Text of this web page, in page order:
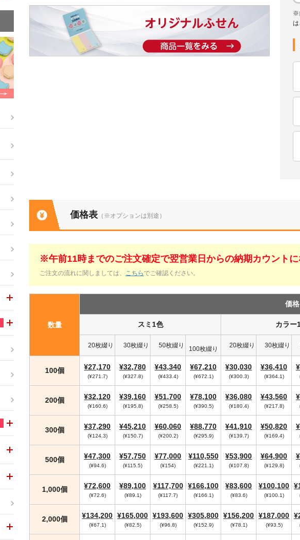
※
は
価格表 （※オプションは別途）
※午前11時までのご注文確定で翌営業日からの納期カウントに
ご注文の流れに関しましては、 こちら でご確認ください。
数量
価格
スミ1色 カラー
20枚綴り 30枚綴り 50枚綴り
100枚綴り
20枚綴り 30枚綴り
100個 ¥27,170
(¥271.7)
¥32,780
(¥327.8)
¥43,340
(¥433.4)
¥67,210
(¥672.1)
¥30,030
(¥300.3)
¥36,410
(¥364.1)
200個 ¥32,120
(¥160.6)
¥39,160
(¥195.8)
¥51,700
(¥258.5)
¥78,100
(¥390.5)
¥36,080
(¥180.4)
¥43,560
(¥217.8)
300個 ¥37,290
(¥124.3)
¥45,210
(¥150.7)
¥60,060
(¥200.2)
¥88,770
(¥295.9)
¥41,910
(¥139.7)
¥50,820
(¥169.4)
500個 ¥47,300
(¥94.6)
¥57,750
(¥115.5)
¥77,000
(¥154)
¥110,550
(¥221.1)
¥53,900
(¥107.8)
¥64,900
(¥129.8)
1,000個 ¥72,600
(¥72.6)
¥89,100
(¥89.1)
¥117,700
(¥117.7)
¥166,100
(¥166.1)
¥83,600
(¥83.6)
¥100,100
(¥100.1)
2,000個 ¥134,200
(¥67.1)
¥165,000
(¥82.5)
¥193,600
(¥96.8)
¥305,800
(¥152.9)
¥156,200
(¥78.1)
¥187,000
(¥93.5)